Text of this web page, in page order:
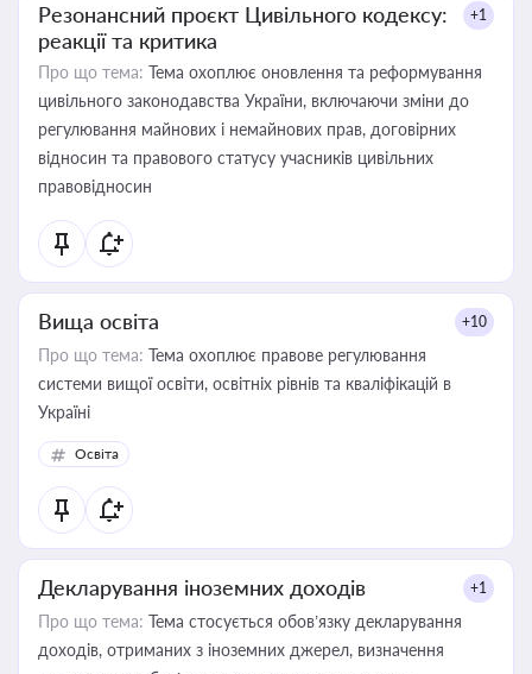
Резонансний проєкт Цивільного кодексу:
реакції та критика
+1
Про що тема: Тема охоплює оновлення та реформування
цивільного законодавства України, включаючи зміни до
регулювання майнових і немайнових прав, договірних
відносин та правового статусу учасників цивільних
правовідносин
Вища освіта +10
Про що тема: Тема охоплює правове регулювання
системи вищої освіти, освітніх рівнів та кваліфікацій в
Україні
Освіта
Декларування іноземних доходів +1
Про що тема: Тема стосується обов’язку декларування
доходів, отриманих з іноземних джерел, визначення